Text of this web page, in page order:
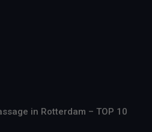
in Rotterdam – TOP 10